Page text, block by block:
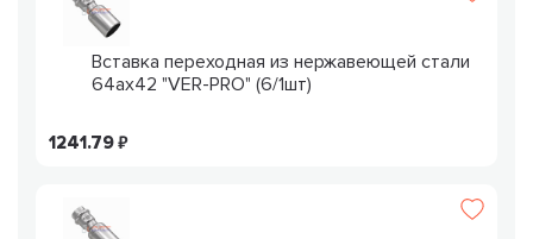
Вставка переходная из нержавеющей стали
64ax42 "VER-PRO" (6/1шт)
1241.79